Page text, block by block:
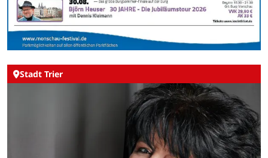
Stadt Trier